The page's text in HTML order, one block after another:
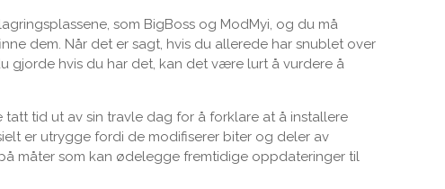
som BigBoss og ModMyi, og du må
dem. Når det er sagt, hvis du allerede har snublet over
gjorde hvis du har det, kan det være lurt å vurdere å
tid ut av sin travle dag for å forklare at å installere
er utrygge fordi de modifiserer biter og deler av
måter som kan ødelegge fremtidige oppdateringer til